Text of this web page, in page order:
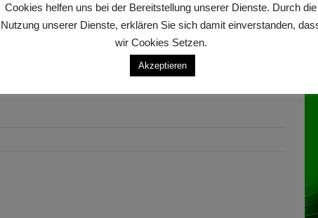
web_Banner_01.JPG
Cookies helfen uns bei der Bereitstellung unserer Dienste. Durch die
Nutzung unserer Dienste, erklären Sie sich damit einverstanden,
wir Cookies Setzen.
Akzeptieren